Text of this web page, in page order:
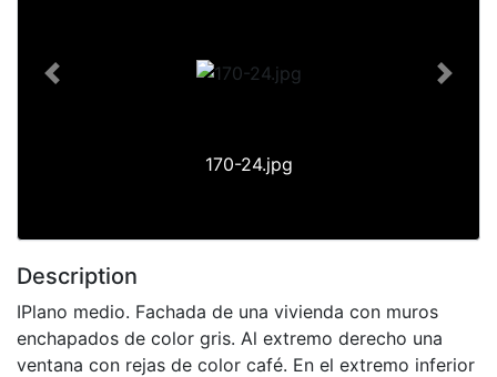
170-24.jpg
Previous Next
Description
IPlano medio. Fachada de una vivienda con muros
enchapados de color gris. Al extremo derecho una
ventana con rejas de color café. En el extremo inferior